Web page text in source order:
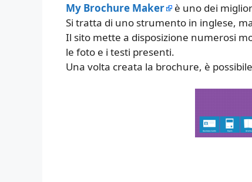
My Brochure Maker
è uno dei
Si tratta di uno strumento in inglese,
Il sito mette a disposizione numerosi
le foto e i testi presenti.
Una volta creata la brochure, è